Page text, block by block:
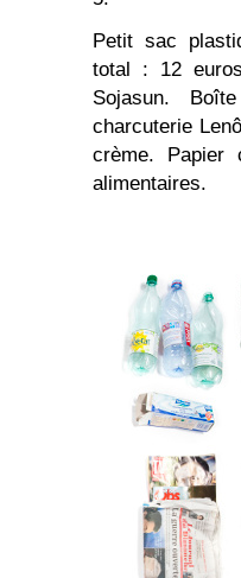
Petit sac
total : 12
Sojasun.
charcuterie
crème. Papier
alimentaires.